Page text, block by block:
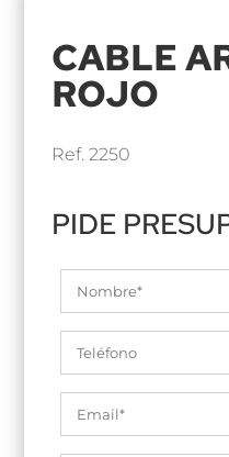
CABLE
ROJO
Ref. 2250
PIDE